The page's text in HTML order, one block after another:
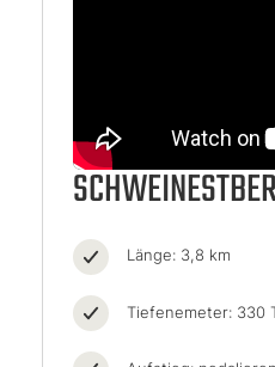
Länge: 3,8 km
Tiefenemeter: 330